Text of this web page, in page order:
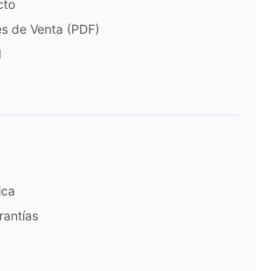
de Venta (PDF)